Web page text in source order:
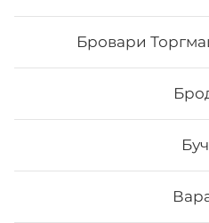
Бровари
Футомак з куркою
Вага: 290 г Склад: норі, рис,